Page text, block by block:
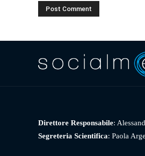
Direttore Responsabile:
Segreteria Scientifica: Paola